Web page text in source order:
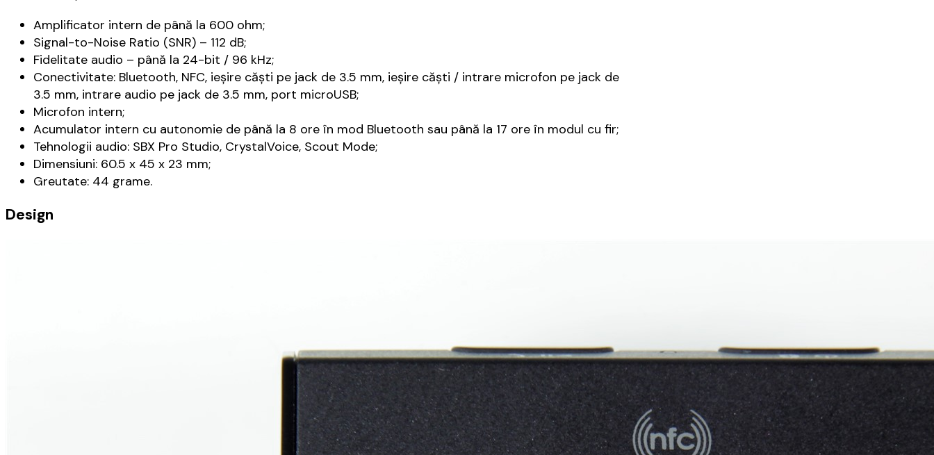
Amplificator intern de până la 600 ohm;
Signal-to-Noise Ratio (SNR) – 112 dB;
Fidelitate audio – până la 24-bit / 96 kHz;
Conectivitate: Bluetooth, NFC, ieșire căști pe jack de 3.5 mm, ieșire căști / intrare microfon pe jack de
3.5 mm, intrare audio pe jack de 3.5 mm, port microUSB;
Microfon intern;
Acumulator intern cu autonomie de până la 8 ore în mod Bluetooth sau până la 17 ore în modul cu fir;
Tehnologii audio: SBX Pro Studio, CrystalVoice, Scout Mode;
Dimensiuni: 60.5 x 45 x 23 mm;
Greutate: 44 grame.
Design